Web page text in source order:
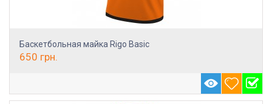
Баскетбольная майка Rigo Basic
650 грн.